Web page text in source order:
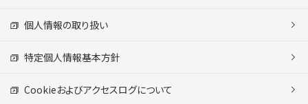
個人情報の取り扱い
特定個人情報基本方針
Cookieおよびアクセスログについて